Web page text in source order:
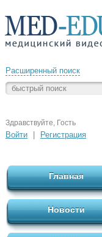
Расширенный поиск
Здравствуйте, Гость
Войти Регистрация
Главная
Новости